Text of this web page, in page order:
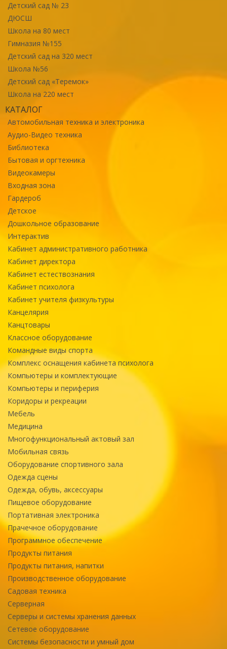
Детский сад № 23
ДЮСШ
Школа на 80 мест
Гимназия №155
Детский сад на 320 мест
Школа №56
Детский сад «Теремок»
Школа на 220 мест
КАТАЛОГ
Автомобильная техника и электроника
Аудио-Видео техника
Библиотека
Бытовая и оргтехника
Видеокамеры
Входная зона
Гардероб
Детское
Дошкольное образование
Интерактив
Кабинет административного работника
Кабинет директора
Кабинет естествознания
Кабинет психолога
Кабинет учителя физкультуры
Канцелярия
Канцтовары
Классное оборудование
Командные виды спорта
Комплекс оснащения кабинета психолога
Компьютеры и комплектующие
Компьютеры и периферия
Коридоры и рекреации
Мебель
Медицина
Многофункциональный актовый зал
Мобильная связь
Оборудование спортивного зала
Одежда сцены
Одежда, обувь, аксессуары
Пищевое оборудование
Портативная электроника
Прачечное оборудование
Программное обеспечение
Продукты питания
Продукты питания, напитки
Производственное оборудование
Садовая техника
Серверная
Серверы и системы хранения данных
Сетевое оборудование
Системы безопасности и умный дом